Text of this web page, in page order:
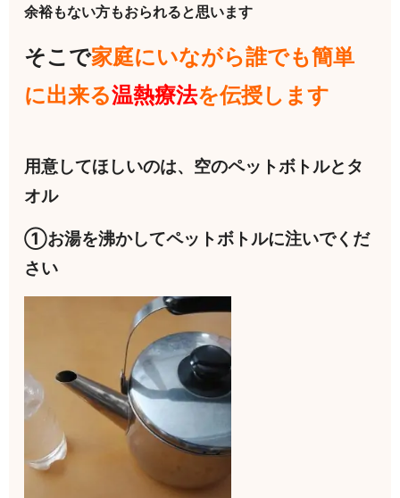
余裕もない方もおられると思います
そこで家庭にいながら誰でも簡単
に出来る温熱療法を伝授します
用意してほしいのは、空のペットボトルとタ
オル
①お湯を沸かしてペットボトルに注いでくだ
さい